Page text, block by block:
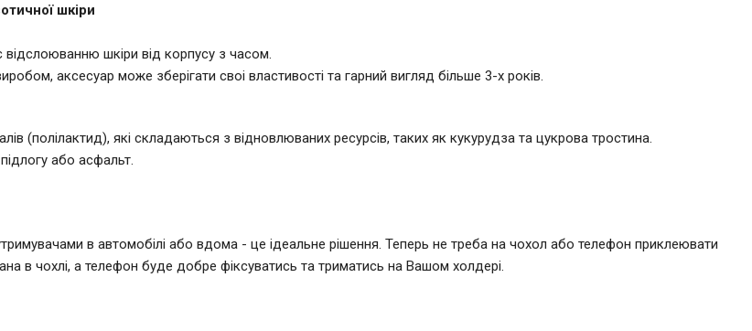
шкіри
шкіри від корпусу з часом.
аксесуар може зберігати своі властивості та гарний вигляд більше 3-х років.
(полілактид), які складаються з відновлюваних ресурсів, таких як кукурудза та цукрова тростина.
або асфальт.
в автомобілі або вдома - це ідеальне рішення. Теперь не треба на чохол або телефон приклеювати
в чохлі, а телефон буде добре фіксуватись та триматись на Вашом холдері.